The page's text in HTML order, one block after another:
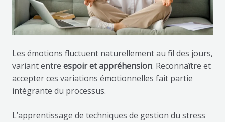
Les émotions fluctuent naturellement au fil des jours,
variant entre espoir et appréhension. Reconnaître et
accepter ces variations émotionnelles fait partie
intégrante du processus.
L’apprentissage de techniques de gestion du stress